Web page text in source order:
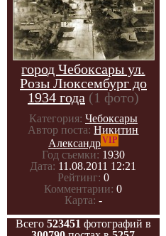
город Чебоксары ул.
Розы Люксембург до
1934 года (1 фото)
Категория: Чебоксары
Автор поста: Никитин
АлександрVIP
Год съемки: 1930
Дата: 11.08.2011 12:21
Рейтинг: 0
Комментарии: 0
Карта: -
Всего 523451 фотографий в